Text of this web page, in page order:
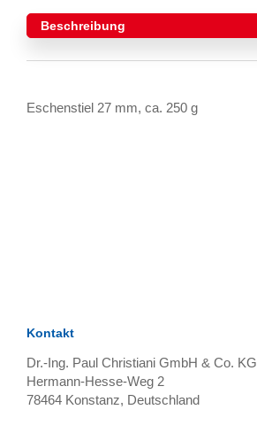
Beschreibung
Eschenstiel 27 mm, ca. 250 g
Kontakt
Dr.-Ing. Paul Christiani GmbH & Co. KG
Hermann-Hesse-Weg 2
78464 Konstanz, Deutschland